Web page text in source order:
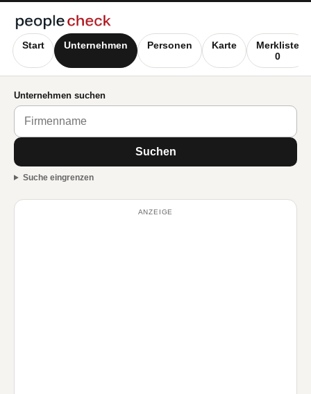
Start Unternehmen Personen Karte
Merkliste
0
Unternehmen suchen
Suchen
Suche eingrenzen
ANZEIGE